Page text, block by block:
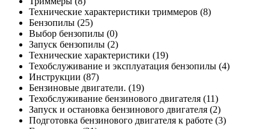
Технические характеристики триммеров (8)
Бензопилы (25)
Выбор бензопилы (0)
Запуск бензопилы (2)
Технические характеристики (19)
Техобслуживание и эксплуатация бензопилы (4)
Инструкции (87)
Бензиновые двигатели. (19)
Техобслуживание бензинового двигателя (11)
Запуск и остановка бензинового двигателя (2)
Подготовка бензинового двигателя к работе (3)